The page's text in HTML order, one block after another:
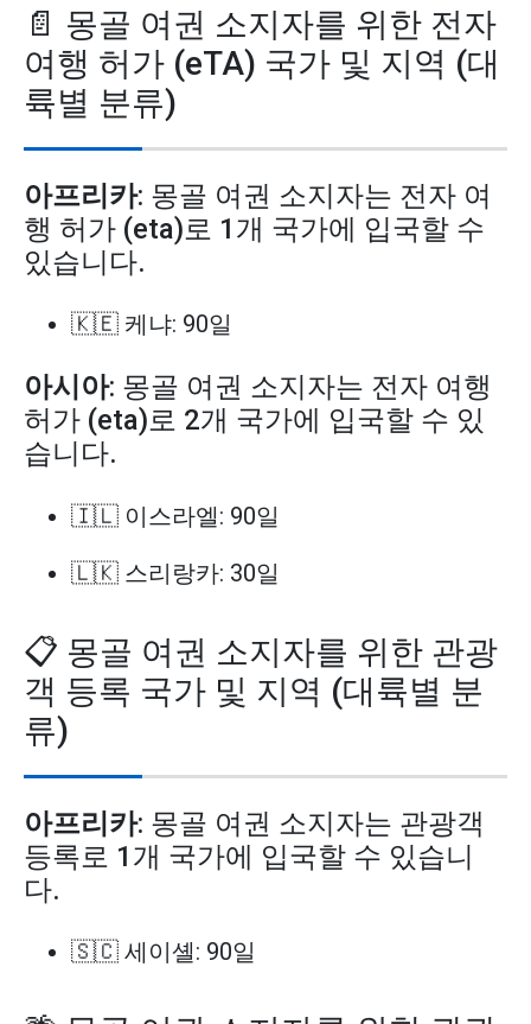
📄 몽골 여권 소지자를 위한 전자
여행 허가 (eTA) 국가 및 지역 (대
륙별 분류)
아프리카: 몽골 여권 소지자는 전자 여
행 허가 (eta)로 1개 국가에 입국할 수
있습니다.
🇰🇪 케냐: 90일
아시아: 몽골 여권 소지자는 전자 여행
허가 (eta)로 2개 국가에 입국할 수 있
습니다.
🇮🇱 이스라엘: 90일
🇱🇰 스리랑카: 30일
📋 몽골 여권 소지자를 위한 관광
객 등록 국가 및 지역 (대륙별 분
류)
아프리카: 몽골 여권 소지자는 관광객
등록로 1개 국가에 입국할 수 있습니
다.
🇸🇨 세이셸: 90일